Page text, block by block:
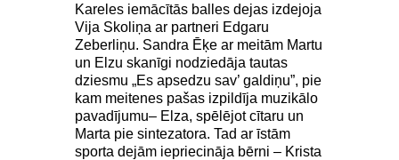
Kareles iemācītās balles dejas izdejoja
Vija Skoliņa ar partneri Edgaru
Zeberliņu. Sandra Ēķe ar meitām Martu
un Elzu skanīgi nodziedāja tautas
dziesmu „Es apsedzu sav’ galdiņu”, pie
kam meitenes pašas izpildīja muzikālo
pavadījumu– Elza, spēlējot cītaru un
Marta pie sintezatora. Tad ar īstām
sporta dejām iepriecināja bērni – Krista